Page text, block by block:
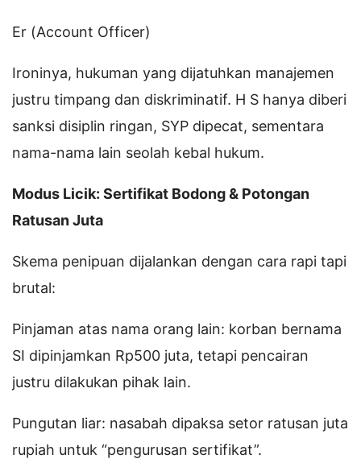
Er (Account Officer)
Ironinya, hukuman yang dijatuhkan manajemen
justru timpang dan diskriminatif. H S hanya diberi
sanksi disiplin ringan, SYP dipecat, sementara
nama-nama lain seolah kebal hukum.
Modus Licik: Sertifikat Bodong & Potongan
Ratusan Juta
Skema penipuan dijalankan dengan cara rapi tapi
brutal:
Pinjaman atas nama orang lain: korban bernama
SI dipinjamkan Rp500 juta, tetapi pencairan
justru dilakukan pihak lain.
Pungutan liar: nasabah dipaksa setor ratusan juta
rupiah untuk “pengurusan sertifikat”.